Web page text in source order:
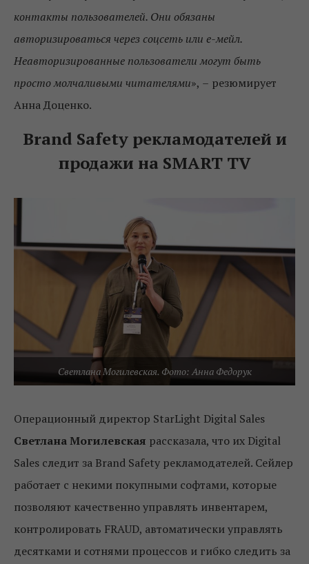
контакты пользователей. Они обязаны
авторизироваться через соцсеть или е-мейл.
Неавторизированные пользователи могут быть
просто молчаливыми читателями», – резюмирует
Анна Доценко.
Brand Safety рекламодателей и
продажи на SMART TV
Светлана Могилевская. Фото: Анна Федорук
Операционный директор StarLight Digital Sales
Светлана Могилевская рассказала, что их Digital
Sales следит за Brand Safety рекламодателей. Сейлер
работает с некими покупными софтами, которые
позволяют качественно управлять инвентарем,
контролировать FRAUD, автоматически управлять
десятками и сотнями процессов и гибко следить за